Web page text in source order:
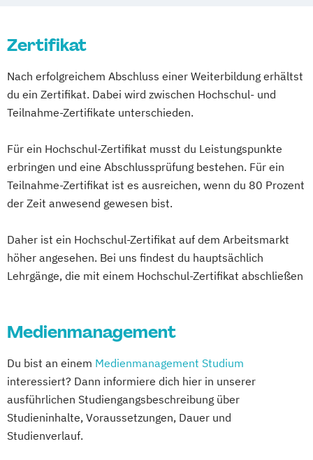
Hotel- und Tourismusmarketing
Housekeeping Management
International Sportbusiness
Kommunikation & Eventmanagement
Kommunikationsmanagement
MBA Health Care Management
Management im Gesundheitswesen
Master of Business Administration (MBA)
Master’s Program in Exercise Science &
Sports Nutrion (EN)
(dual)
Personalmanagement
Prävention & Gesundheitsförderung
Prävention
Diploma Fotojournalist*in
Diploma Gamedesigner*in
Diploma Grafikdesigner*in
Diploma Interactive Audio Designer
Diploma Kameramann/frau & Cutter
Diploma Make-up Artist
Diploma Marketing-Manager*in
Diploma Medienmanager*in
Diploma Modedesigner*in
Diploma Modemanager*in
Diploma Musicdesigner
Diploma Musikmanager*in
Diploma Musikproduzent*in
Diploma Online Redakteur*in
Diploma Online-Marketing-Manager*in
Diploma Songwriter
Zertifikat
Nach erfolgreichem Abschluss einer Weiterbildung erhältst
du ein Zertifikat. Dabei wird zwischen Hochschul- und
Teilnahme-Zertifikate unterschieden.
Für ein Hochschul-Zertifikat musst du Leistungspunkte
erbringen und eine Abschlussprüfung bestehen. Für ein
Teilnahme-Zertifikat ist es ausreichen, wenn du 80 Prozent
der Zeit anwesend gewesen bist.
Daher ist ein Hochschul-Zertifikat auf dem Arbeitsmarkt
höher angesehen. Bei uns findest du hauptsächlich
Lehrgänge, die mit einem Hochschul-Zertifikat abschließen
Medienmanagement
Du bist an einem Medienmanagement Studium
interessiert? Dann informiere dich hier in unserer
ausführlichen Studiengangsbeschreibung über
Studieninhalte, Voraussetzungen, Dauer und
Studienverlauf.